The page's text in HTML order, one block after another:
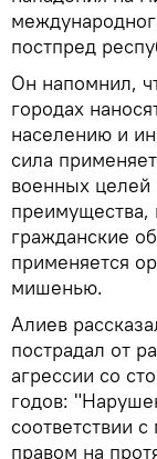
постпред
Он напомнил,
городах
населению и
сила
военных целей
преимущества,
гражданские
применяется
мишенью.
Алиев
пострадал от
агрессии со
годов:
соответствии
правом на